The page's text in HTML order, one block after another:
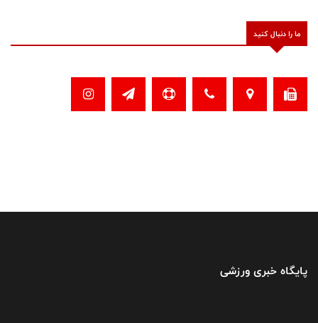
ما را دنبال کنید
پایگاه خبری ورزشی